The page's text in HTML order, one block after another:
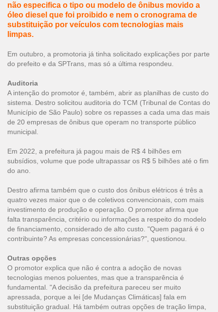
não especifica o tipo ou modelo de ônibus movido a
óleo diesel que foi proibido e nem o cronograma de
substituição por veículos com tecnologias mais
limpas.
Em outubro, a promotoria já tinha solicitado explicações por parte
do prefeito e da SPTrans, mas só a última respondeu.
Auditoria
A intenção do promotor é, também, abrir as planilhas de custo do
sistema. Destro solicitou auditoria do TCM (Tribunal de Contas do
Município de São Paulo) sobre os repasses a cada uma das mais
de 20 empresas de ônibus que operam no transporte público
municipal.
Em 2022, a prefeitura já pagou mais de R$ 4 bilhões em
subsídios, volume que pode ultrapassar os R$ 5 bilhões até o fim
do ano.
Destro afirma também que o custo dos ônibus elétricos é três a
quatro vezes maior que o de coletivos convencionais, com mais
investimento de produção e operação. O promotor afirma que
falta transparência, critério ou informações a respeito do modelo
de financiamento, considerado de alto custo. "Quem pagará é o
contribuinte? As empresas concessionárias?", questionou.
Outras opções
O promotor explica que não é contra a adoção de novas
tecnologias menos poluentes, mas que a transparência é
fundamental. "A decisão da prefeitura pareceu ser muito
apressada, porque a lei [de Mudanças Climáticas] fala em
substituição gradual. Há também outras opções de tração limpa,